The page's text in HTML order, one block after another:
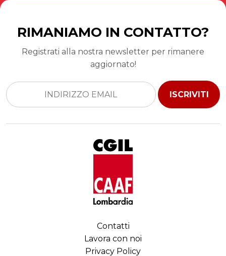
RIMANIAMO IN CONTATTO?
Registrati alla nostra newsletter per rimanere
aggiornato!
ISCRIVITI
Contatti
Lavora con noi
Privacy Policy